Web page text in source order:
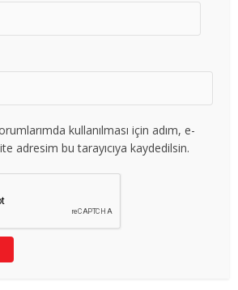
kullanılması için adım, e-
adresim bu tarayıcıya kaydedilsin.